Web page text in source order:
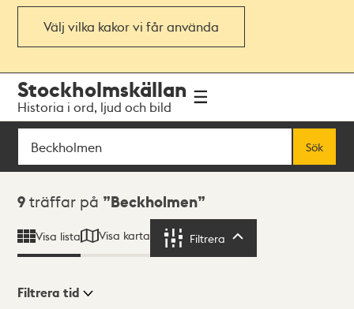
Välj vilka kakor vi får använda
navigationen
huvudinnehållet
Stockholmskällan
Historia i ord, ljud och bild
Sök
Sök
Sökresultat
9 träffar på Beckholmen
Visa lista Visa karta Filtrera
Filtrera tid